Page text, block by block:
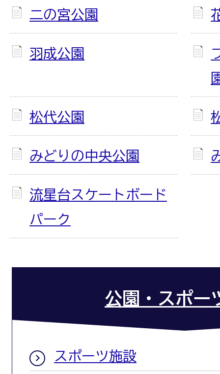
二の宮公園
羽成公園
松代公園
みどりの中央公園
流星台スケートボード
パーク
公園・スポー
スポーツ施設